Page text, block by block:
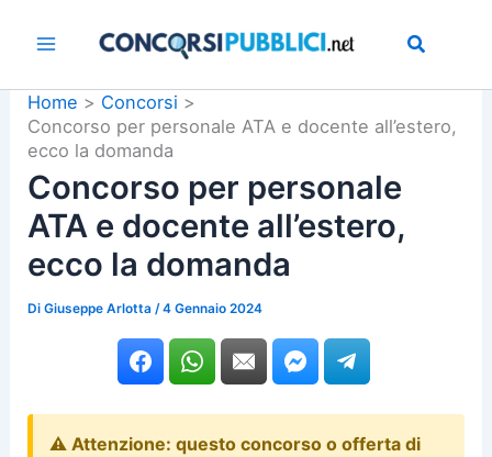
Home
Concorsi
Concorso per personale ATA e docente all’estero,
ecco la domanda
Concorso per personale
ATA e docente all’estero,
ecco la domanda
DiGiuseppe Arlotta /4 Gennaio 2024
⚠️ Attenzione: questo concorso o offerta di